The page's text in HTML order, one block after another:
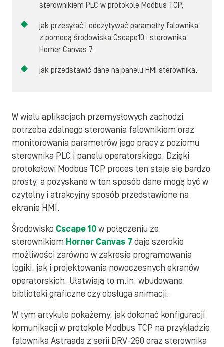
sterownikiem PLC w protokole Modbus TCP,
jak przesyłać i odczytywać parametry falownika
z pomocą środowiska Cscape10 i sterownika
Horner Canvas 7,
jak przedstawić dane na panelu HMI sterownika.
W wielu aplikacjach przemysłowych zachodzi
potrzeba zdalnego sterowania falownikiem oraz
monitorowania parametrów jego pracy z poziomu
sterownika PLC i panelu operatorskiego. Dzięki
protokołowi Modbus TCP proces ten staje się bardzo
prosty, a pozyskane w ten sposób dane mogą być w
czytelny i atrakcyjny sposób przedstawione na
ekranie HMI.
Środowisko Cscape 10w połączeniu ze
sterownikiem Horner Canvas 7 daje szerokie
możliwości zarówno w zakresie programowania
logiki, jak i projektowania nowoczesnych ekranów
operatorskich. Ułatwiają to m.in. wbudowane
biblioteki graficzne czy obsługa animacji.
W tym artykule pokażemy, jak dokonać konfiguracji
komunikacji w protokole Modbus TCP na przykładzie
falownika Astraada z serii DRV-260 oraz sterownika